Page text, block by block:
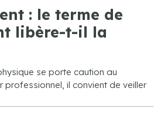
: le terme de
libère-t-il la
se porte caution au
professionnel, il convient de veiller